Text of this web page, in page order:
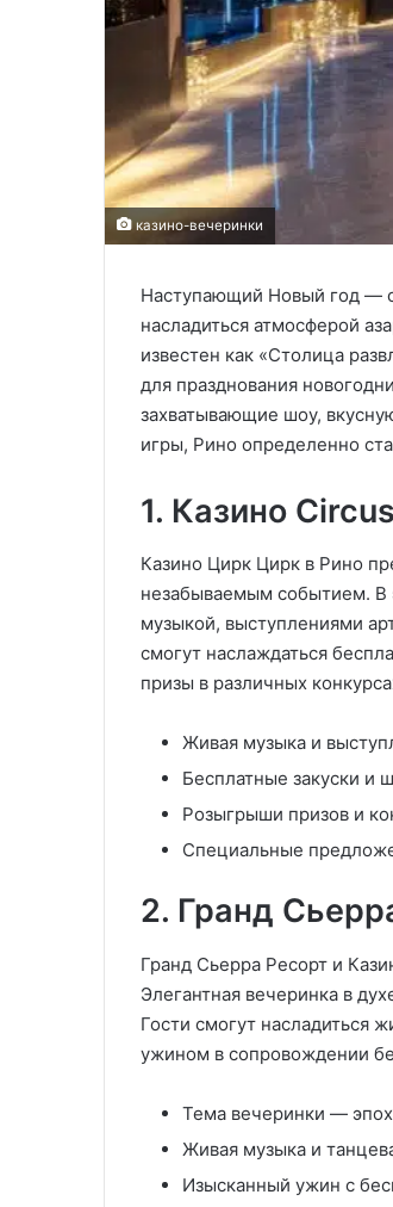
казино-вечеринки
Наступающий Новый год —
насладиться атмосферой
известен как «Столица
для празднования
захватывающие шоу,
игры, Рино определенно
1. Казино
Казино Цирк Цирк в Рино
незабываемым событием. В
музыкой, выступлениями
смогут наслаждаться
призы в различных
Живая музыка и
Бесплатные закуски и
Розыгрыши призов и
Специальные
2. Гранд
Гранд Сьерра Ресорт и
Элегантная вечеринка в
Гости смогут насладиться
ужином в сопровождении
Тема вечеринки —
Живая музыка и
Изысканный ужин с